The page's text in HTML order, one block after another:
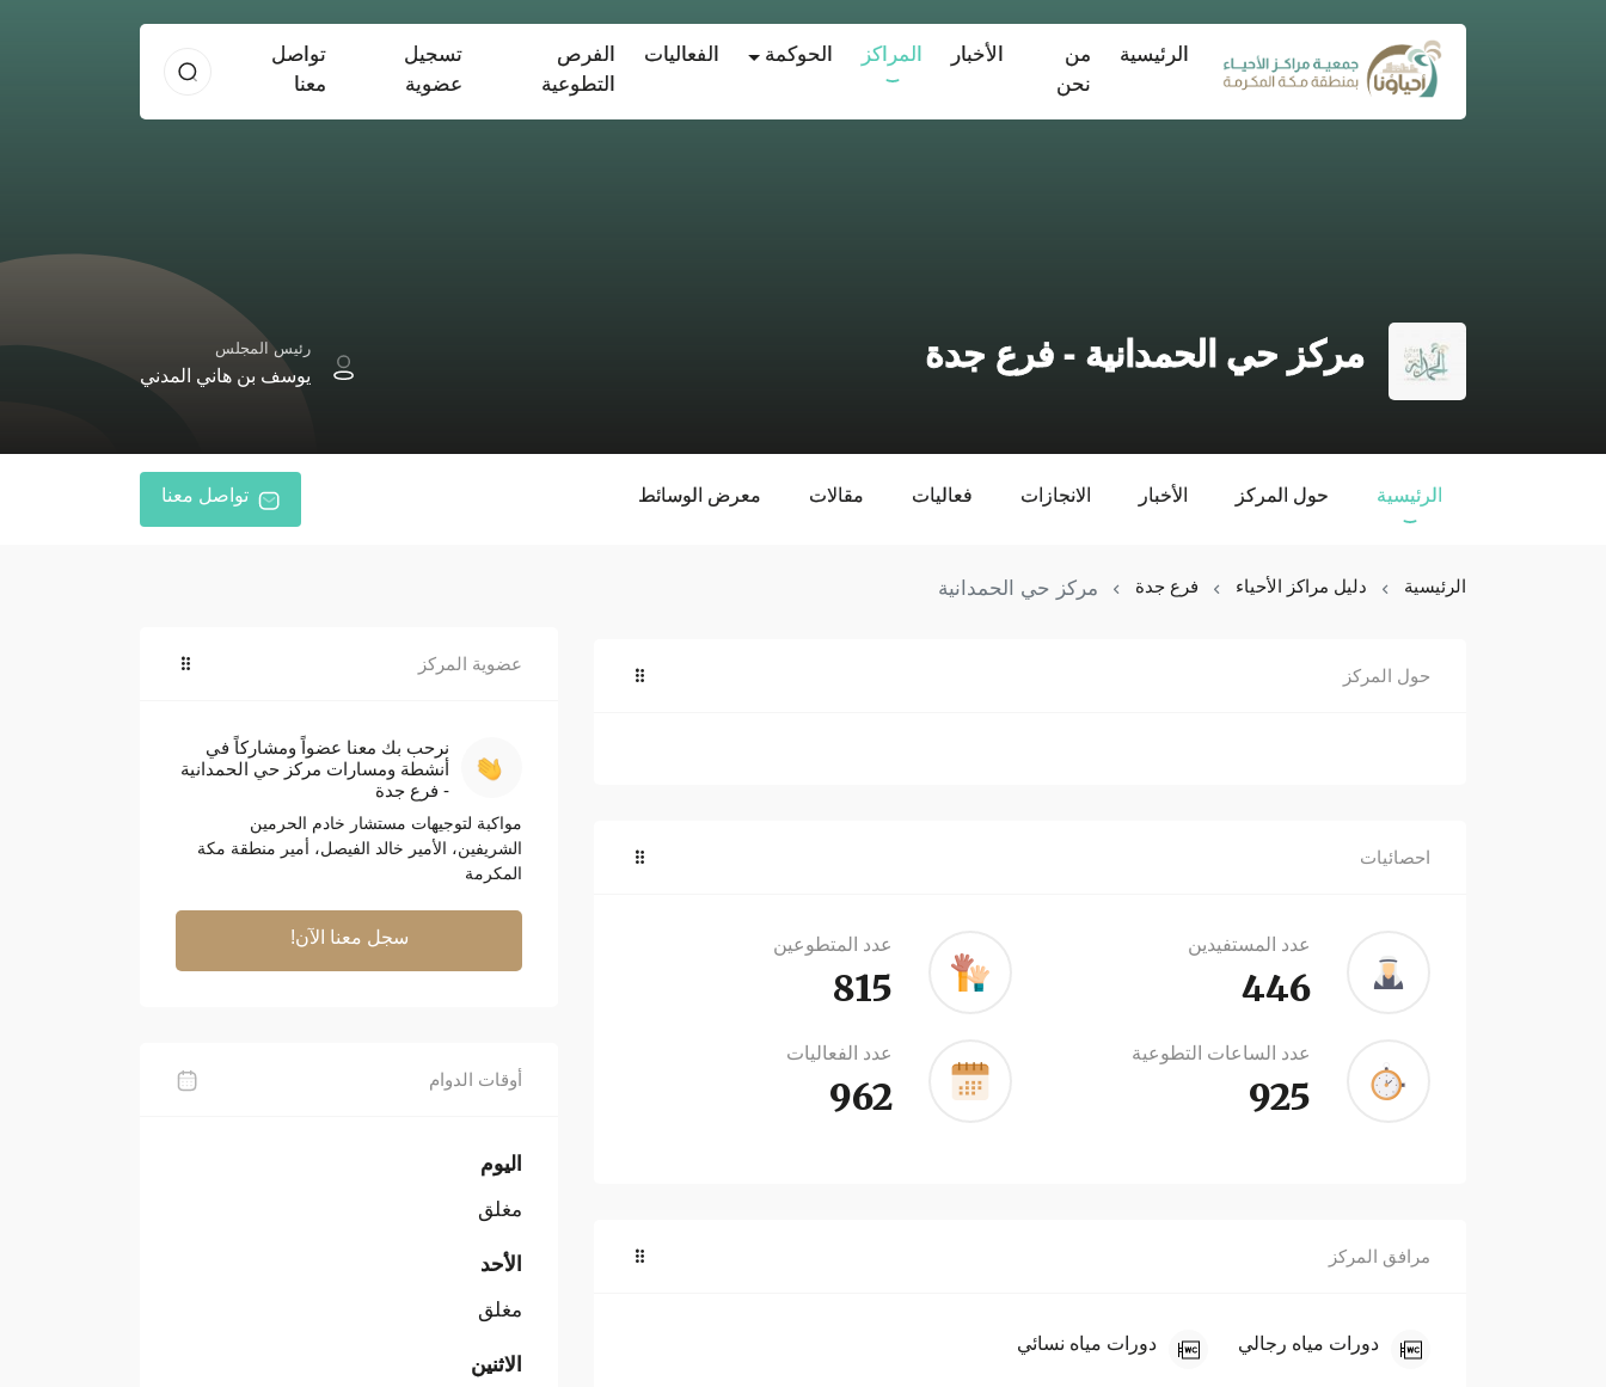
الرئيسية
(current)
من
نحن
الأخبار المراكز الحوكمة الفعاليات
الفرص
التطوعية
تسجيل
عضوية
تواصل
معنا
مركز حي الحمدانية - فرع جدة رئيس المجلس
يوسف بن هاني المدني
الرئيسية حول المركز الأخبار الانجازات فعاليات مقالات معرض الوسائط تواصل معنا
الرئيسية دليل مراكز الأحياء فرع جدة مركز حي الحمدانية
حول المركز
احصائيات
عدد المستفيدين
446
عدد المتطوعين
815
عدد الساعات التطوعية
925
عدد الفعاليات
962
مرافق المركز
دورات مياه رجالي دورات مياه نسائي
عضوية المركز
نرحب بك معنا عضواً ومشاركاً في
أنشطة ومسارات مركز حي الحمدانية
- فرع جدة
مواكبة لتوجيهات مستشار خادم الحرمين
الشريفين، الأمير خالد الفيصل، أمير منطقة مكة
المكرمة
سجل معنا الآن!
أوقات الدوام
اليوم
مغلق
الأحد
مغلق
الاثنين